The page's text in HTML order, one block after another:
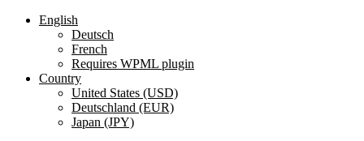
English
Deutsch
French
Requires WPML plugin
Country
United States (USD)
Deutschland (EUR)
Japan (JPY)